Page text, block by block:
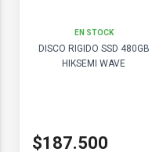
EN STOCK
DISCO RIGIDO SSD 480GB
HIKSEMI WAVE
$187.500